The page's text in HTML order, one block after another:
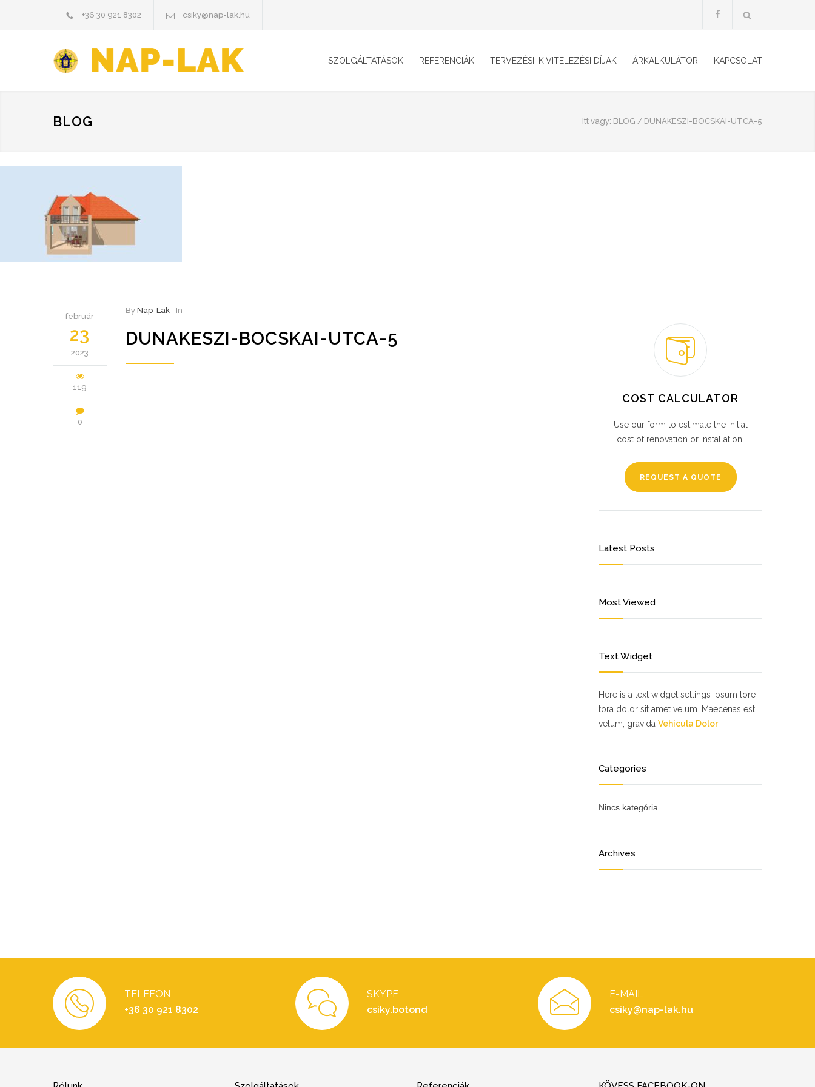
+36 30 921 8302 csiky@nap-lak.hu
SZOLGÁLTATÁSOK REFERENCIÁK TERVEZÉSI, KIVITELEZÉSI DÍJAK ÁRKALKULÁTOR KAPCSOLAT
BLOG Itt vagy: BLOG / DUNAKESZI-BOCSKAI-UTCA-5
február
23
2023
119
0
By Nap-Lak In
DUNAKESZI-BOCSKAI-UTCA-5
COST CALCULATOR
Use our form to estimate the initial
cost of renovation or installation.
REQUEST A QUOTE
Latest Posts
Most Viewed
Text Widget
Here is a text widget settings ipsum lore
tora dolor sit amet velum. Maecenas est
velum, gravida Vehicula Dolor
Categories
Nincs kategória
Archives
TELEFON
+36 30 921 8302
SKYPE
csiky.botond
E-MAIL
csiky@nap-lak.hu